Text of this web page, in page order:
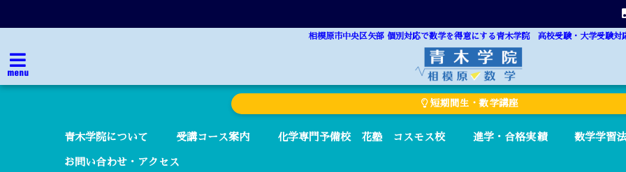
相模原市中央区矢部 個別対応で数学を得意にする青木学院 高校受験・大学受験対
menu
短期間生・数学講座
青木学院について 受講コース案内 化学専門予備校 花塾 コスモス校 進学・合格実績 数学学習
お問い合わせ・アクセス